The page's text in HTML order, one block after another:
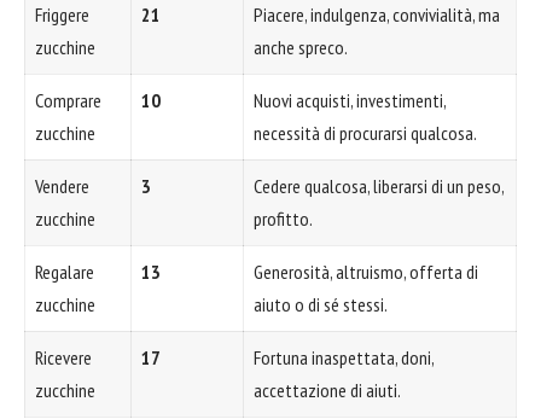
Friggere
zucchine
21
Piacere, indulgenza, convivialità, ma
anche spreco.
Comprare
zucchine
10
Nuovi acquisti, investimenti,
necessità di procurarsi qualcosa.
Vendere
zucchine
3
Cedere qualcosa, liberarsi di un peso,
profitto.
Regalare
zucchine
13
Generosità, altruismo, offerta di
aiuto o di sé stessi.
Ricevere
zucchine
17
Fortuna inaspettata, doni,
accettazione di aiuti.